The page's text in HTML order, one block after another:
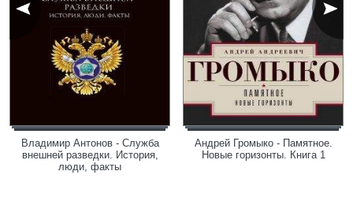
Владимир Антонов - Служба
внешней разведки. История,
люди, факты
Андрей Громыко - Памятное.
Новые горизонты. Книга 1